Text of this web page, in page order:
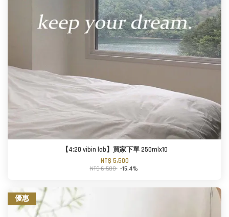
【4:20 vibin lab】買家下單 250mlx10
NT$ 5,500
NT$ 6,500 -15.4%
優惠